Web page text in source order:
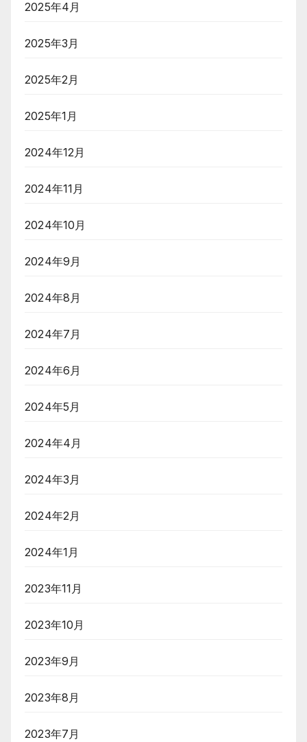
2025年4月
2025年3月
2025年2月
2025年1月
2024年12月
2024年11月
2024年10月
2024年9月
2024年8月
2024年7月
2024年6月
2024年5月
2024年4月
2024年3月
2024年2月
2024年1月
2023年11月
2023年10月
2023年9月
2023年8月
2023年7月